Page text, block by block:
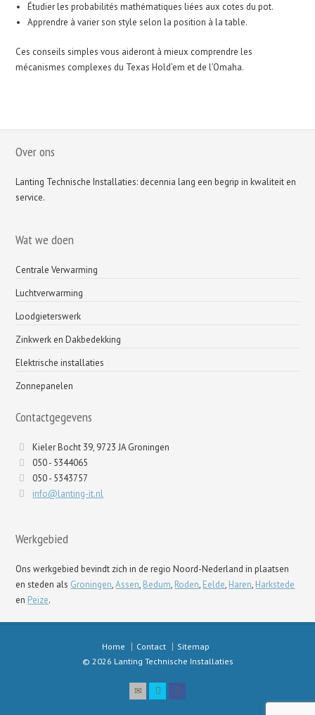
Étudier les probabilités mathématiques liées aux cotes du pot.
Apprendre à varier son style selon la position à la table.
Ces conseils simples vous aideront à mieux comprendre les
mécanismes complexes du Texas Hold’em et de l’Omaha.
Over ons
Lanting Technische Installaties: decennia lang een begrip in kwaliteit en
service.
Wat we doen
Centrale Verwarming
Luchtverwarming
Loodgieterswerk
Zinkwerk en Dakbedekking
Elektrische installaties
Zonnepanelen
Contactgegevens
Kieler Bocht 39, 9723 JA Groningen
050 - 5344065
050 - 5343757
info@lanting-it.nl
Werkgebied
Ons werkgebied bevindt zich in de regio Noord-Nederland in plaatsen
en steden als Groningen,Assen, Bedum, Roden, Eelde, Haren, Harkstede
en Peize.
Home Contact
Sitemap
© 2026 Lanting Technische Installaties